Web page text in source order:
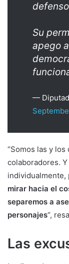
Su
apego
—
“Somos las y
colaboradores.
individualmente,
mirar hacia el
separemos a
personajes“,
Las